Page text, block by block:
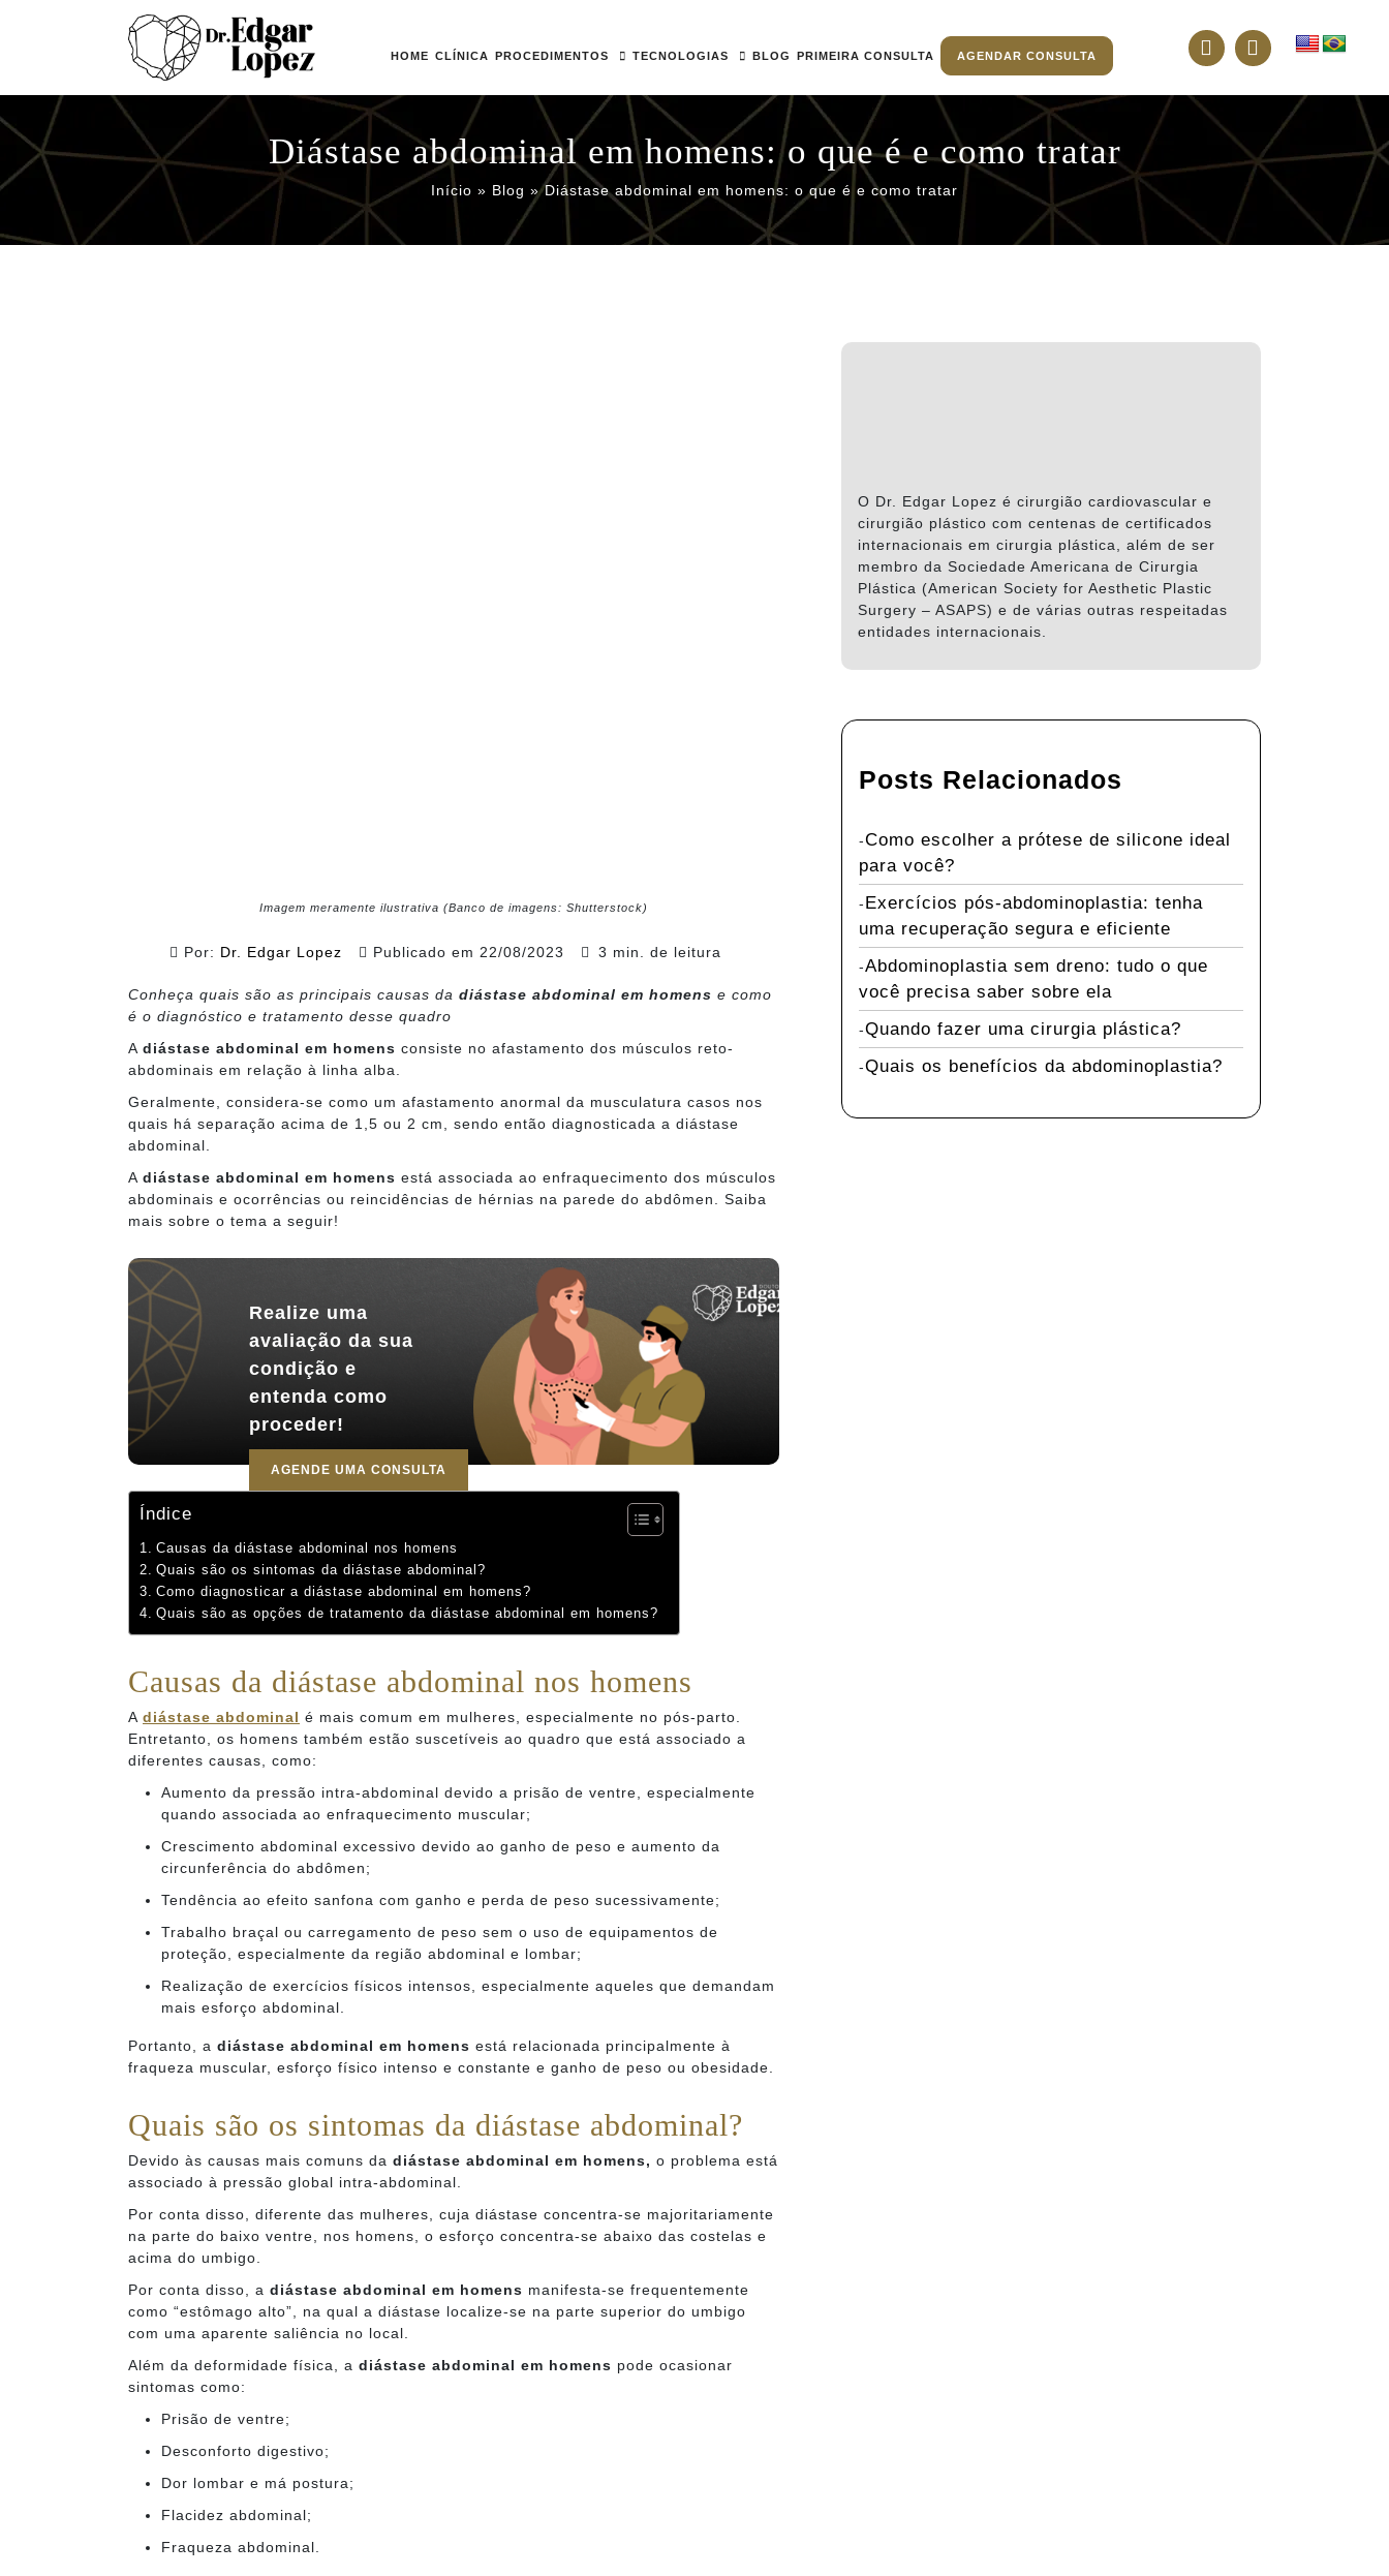
HOME CLÍNICA PROCEDIMENTOS TECNOLOGIAS BLOG PRIMEIRA CONSULTA AGENDAR CONSULTA
Diástase abdominal em homens: o que é e como tratar
Início » Blog »Diástase abdominal em homens: o que é e como tratar
Imagem meramente ilustrativa (Banco de imagens: Shutterstock)
Por: Dr. Edgar Lopez Publicado em 22/08/2023 3 min. de leitura
Conheça quais são as principais causas da diástase abdominal em homens e como
é o diagnóstico e tratamento desse quadro
A diástase abdominal em homens consiste no afastamento dos músculos reto-
abdominais em relação à linha alba.
Geralmente, considera-se como um afastamento anormal da musculatura casos nos
quais há separação acima de 1,5 ou 2 cm, sendo então diagnosticada a diástase
abdominal.
A diástase abdominal em homens está associada ao enfraquecimento dos músculos
abdominais e ocorrências ou reincidências de hérnias na parede do abdômen. Saiba
mais sobre o tema a seguir!
Realize uma
avaliação da sua
condição e
entenda como
proceder!
AGENDE UMA CONSULTA
Índice
Causas da diástase abdominal nos homens
Quais são os sintomas da diástase abdominal?
Como diagnosticar a diástase abdominal em homens?
Quais são as opções de tratamento da diástase abdominal em homens?
Causas da diástase abdominal nos homens
A diástase abdominal é mais comum em mulheres, especialmente no pós-parto.
Entretanto, os homens também estão suscetíveis ao quadro que está associado a
diferentes causas, como:
Aumento da pressão intra-abdominal devido a prisão de ventre, especialmente
quando associada ao enfraquecimento muscular;
Crescimento abdominal excessivo devido ao ganho de peso e aumento da
circunferência do abdômen;
Tendência ao efeito sanfona com ganho e perda de peso sucessivamente;
Trabalho braçal ou carregamento de peso sem o uso de equipamentos de
proteção, especialmente da região abdominal e lombar;
Realização de exercícios físicos intensos, especialmente aqueles que demandam
mais esforço abdominal.
Portanto, a diástase abdominal em homens está relacionada principalmente à
fraqueza muscular, esforço físico intenso e constante e ganho de peso ou obesidade.
Quais são os sintomas da diástase abdominal?
Devido às causas mais comuns da diástase abdominal em homens, o problema está
associado à pressão global intra-abdominal.
Por conta disso, diferente das mulheres, cuja diástase concentra-se majoritariamente
na parte do baixo ventre, nos homens, o esforço concentra-se abaixo das costelas e
acima do umbigo.
Por conta disso, a diástase abdominal em homens manifesta-se frequentemente
como “estômago alto”, na qual a diástase localize-se na parte superior do umbigo
com uma aparente saliência no local.
Além da deformidade física, a diástase abdominal em homens pode ocasionar
sintomas como:
Prisão de ventre;
Desconforto digestivo;
Dor lombar e má postura;
Flacidez abdominal;
Fraqueza abdominal.
O Dr. Edgar Lopez é cirurgião cardiovascular e
cirurgião plástico com centenas de certificados
internacionais em cirurgia plástica, além de ser
membro da Sociedade Americana de Cirurgia
Plástica (American Society for Aesthetic Plastic
Surgery – ASAPS) e de várias outras respeitadas
entidades internacionais.
Posts Relacionados
Como escolher a prótese de silicone ideal
para você?
Exercícios pós-abdominoplastia: tenha
uma recuperação segura e eficiente
Abdominoplastia sem dreno: tudo o que
você precisa saber sobre ela
Quando fazer uma cirurgia plástica?
Quais os benefícios da abdominoplastia?